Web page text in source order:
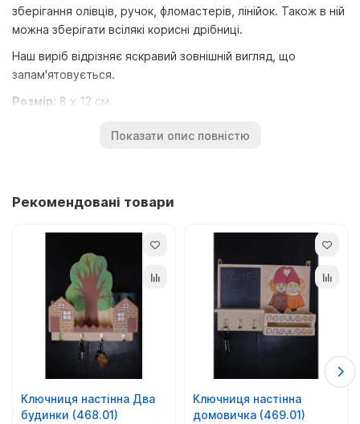
зберігання олівців, ручок, фломастерів, лінійок. Також в ній
можна зберігати всілякі корисні дрібниці.
Наш виріб відрізняє яскравий зовнішній вигляд, що
запам'ятовується.
Розмір: 8 х 12 см.
Показати опис повністю
Рекомендовані товари
Ключниця настінна Два
будинки (468.01)
Ключниця настінна
домовичка (469.01)